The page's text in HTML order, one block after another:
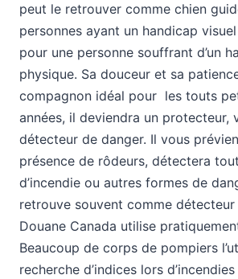
peut le retrouver comme chien
personnes ayant un handicap
pour une personne souffrant d’un
physique. Sa douceur et sa
compagnon idéal pour les touts
années, il deviendra un protecteur,
détecteur de danger. Il vous
présence de rôdeurs, détectera
d’incendie ou autres formes de
retrouve souvent comme
Douane Canada utilise
Beaucoup de corps de pompiers
recherche d’indices lors